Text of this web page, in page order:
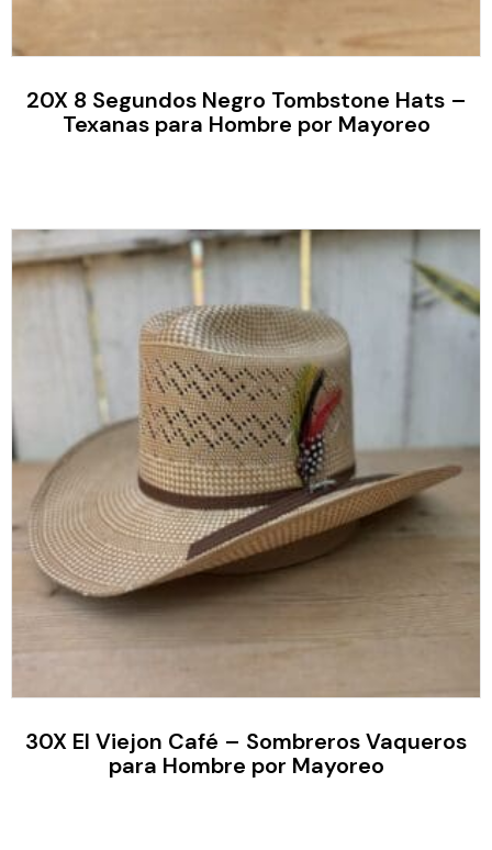
20X 8 Segundos Negro Tombstone Hats –
Texanas para Hombre por Mayoreo
30X El Viejon Café – Sombreros Vaqueros
para Hombre por Mayoreo